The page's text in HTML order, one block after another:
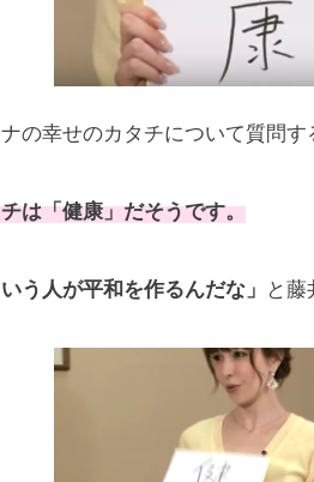
の幸せのカタチについて質問す
は「健康」だそうです。
いう人が平和を作るんだな」 と藤